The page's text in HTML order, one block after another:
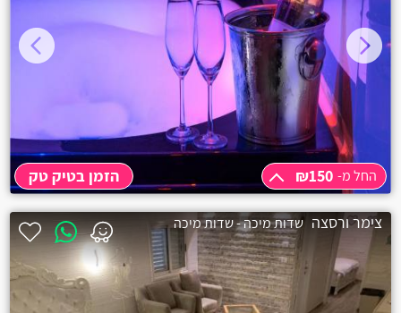
החל מ-
₪150
שעה
₪150
שעתיים
₪250
₪300
הזמן בטיק טק החל מ- ₪150
צימר ורסצה שדות מיכה - שדות מיכה